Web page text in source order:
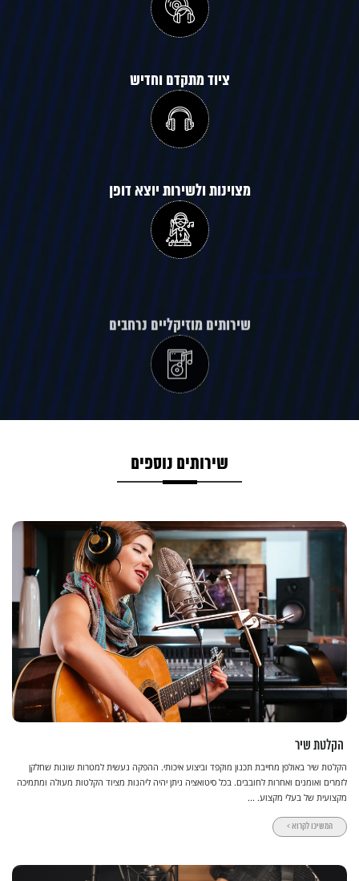
ציוד מתקדם וחדיש
מצוינות ולשירות יוצא דופן
שירותים נוספים
הקלטת שיר
הקלטת שיר באולפן מחייבת תכנון מוקפד וביצוע איכותי. ההפקה נעשית למטרות שונות שחלקן
לזמרים ואומנים ואחרות לחובבים. בכל סיטואציה ניתן יהיה ליהנות מציוד הקלטות מעולה ומתמיכה
מקצועית של בעלי מקצוע. ...
המשיכו לקרוא >